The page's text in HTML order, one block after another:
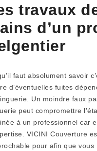
travaux
d’un
faut absolument savoir
d’éventuelles fuites
Un moindre faux
peut compromettre
à un professionnel car
VICINI Couverture
pour afin que